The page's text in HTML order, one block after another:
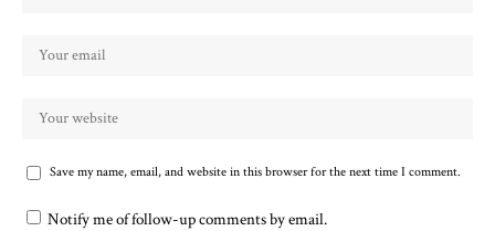
Save my name, email, and website in this browser for the next time I comment.
Notify me of follow-up comments by email.